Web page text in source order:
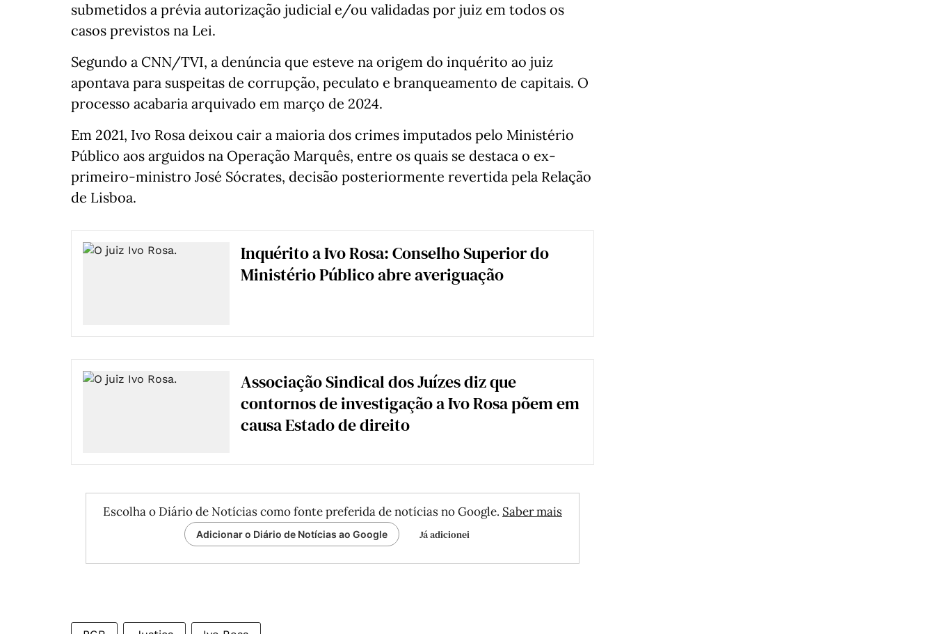
submetidos a prévia autorização judicial e/ou validadas por juiz em todos os
casos previstos na Lei.
Segundo a CNN/TVI, a denúncia que esteve na origem do inquérito ao juiz
apontava para suspeitas de corrupção, peculato e branqueamento de capitais. O
processo acabaria arquivado em março de 2024.
Em 2021, Ivo Rosa deixou cair a maioria dos crimes imputados pelo Ministério
Público aos arguidos na Operação Marquês, entre os quais se destaca o ex-
primeiro-ministro José Sócrates, decisão posteriormente revertida pela Relação
de Lisboa.
Inquérito a Ivo Rosa: Conselho Superior do
Ministério Público abre averiguação
Associação Sindical dos Juízes diz que
contornos de investigação a Ivo Rosa põem em
causa Estado de direito
Escolha o Diário de Notícias como fonte preferida de notícias no Google. Saber mais
Adicionar o Diário de Notícias ao Google Já adicionei